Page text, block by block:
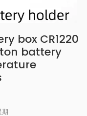
box CR1220
battery
期